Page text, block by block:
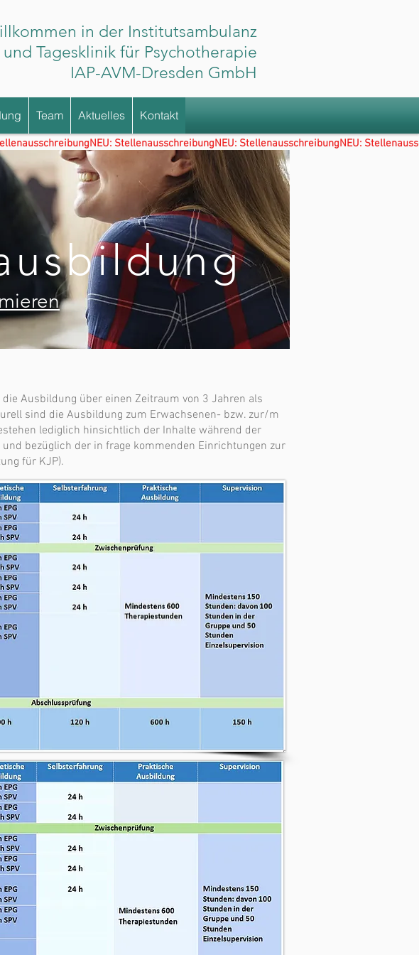
in der Institutsambulanz
und Tagesklinik für Psychotherapie
IAP-AVM-Dresden GmbH
Team Aktuelles Kontakt
Ausbildung über einen Zeitraum von 3 Jahren als
sind die Ausbildung zum Erwachsenen- bzw. zur/m
lediglich hinsichtlich der Inhalte während der
bezüglich der in frage kommenden Einrichtungen zur
für KJP).